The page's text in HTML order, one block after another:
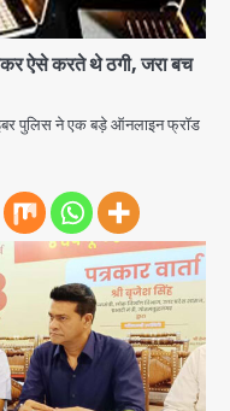
ऐसे करते थे ठगी, जरा बच
पुलिस ने एक बड़े ऑनलाइन फ्राॅड
शिकंजे में आया हत्या का